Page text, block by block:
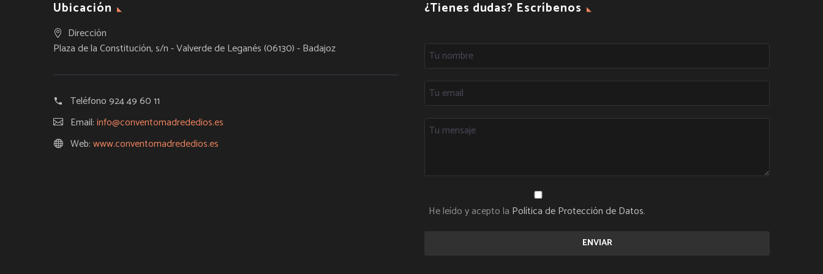
Ubicación
Dirección
Plaza de la Constitución, s/n - Valverde de Leganés (06130) - Badajoz
Teléfono924 49 60 11
Email:info@conventomadrededios.es
Web:www.conventomadrededios.es
¿Tienes dudas? Escríbenos
He leído y acepto la Política de Protección de Datos.